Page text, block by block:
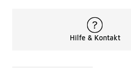
Hilfe & Kontakt